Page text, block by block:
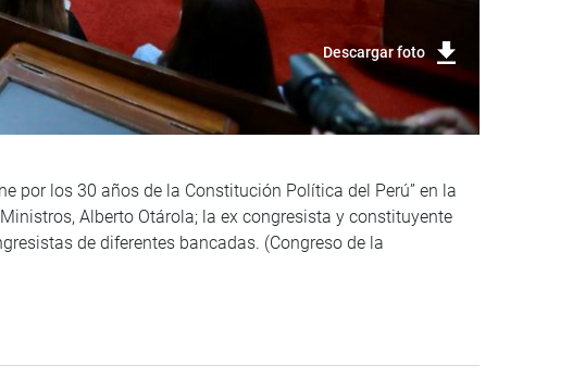
Descargar foto
por los 30 años de la Constitución Política del Perú” en la
Alberto Otárola; la ex congresista y constituyente
de diferentes bancadas. (Congreso de la